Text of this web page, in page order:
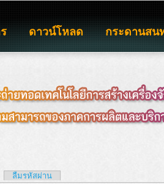
ดาวน์โหลด กระดานสน
ลืมรหัสผ่าน